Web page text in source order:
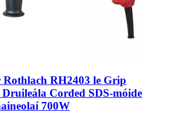
Rothlach RH2403 le Grip
Druileála Corded SDS-móide
700W